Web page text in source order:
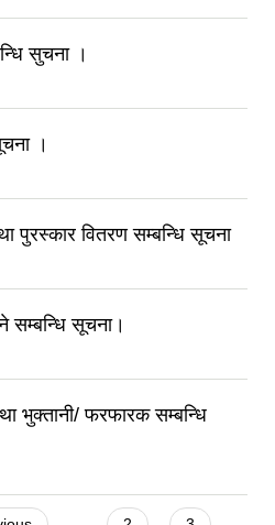
सुचना ।
।
पुरस्कार वितरण सम्बन्धि सूचना
सम्बन्धि सूचना।
भुक्तानी/ फरफारक सम्बन्धि